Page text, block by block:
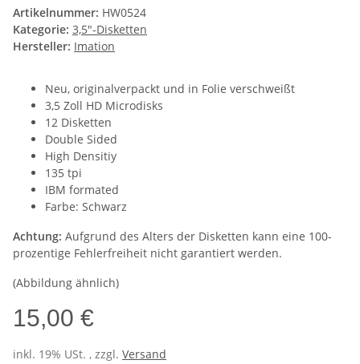
Artikelnummer: HW0524
Kategorie: 3,5"-Disketten
Hersteller: Imation
Neu, originalverpackt und in Folie verschweißt
3,5 Zoll HD Microdisks
12 Disketten
Double Sided
High Densitiy
135 tpi
IBM formated
Farbe: Schwarz
Achtung: Aufgrund des Alters der Disketten kann eine 100-
prozentige Fehlerfreiheit nicht garantiert werden.
(Abbildung ähnlich)
15,00 €
inkl. 19% USt. , zzgl. Versand